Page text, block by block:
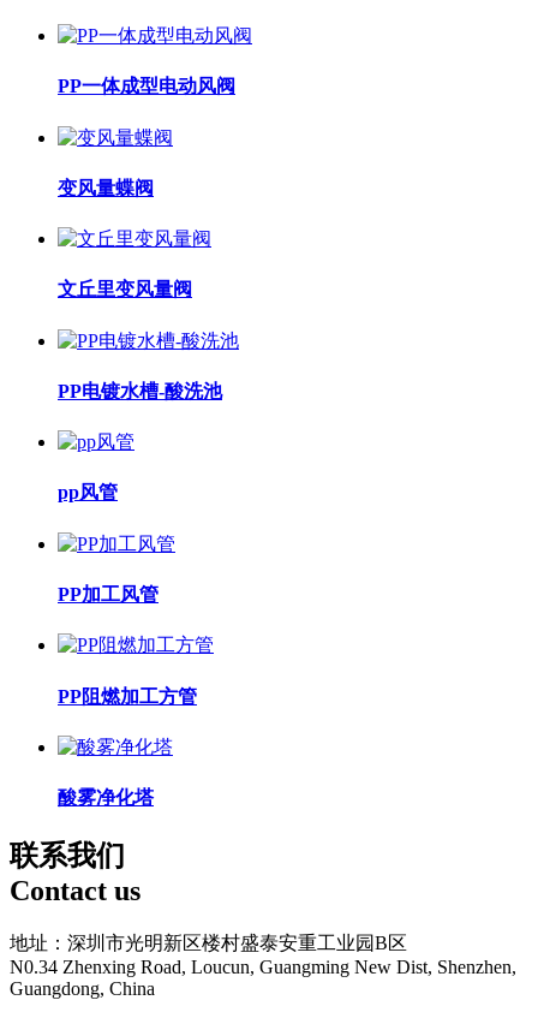
PP一体成型电动风阀
变风量蝶阀
文丘里变风量阀
PP电镀水槽-酸洗池
pp风管
PP加工风管
PP阻燃加工方管
酸雾净化塔
联系我们
Contact us
地址：深圳市光明新区楼村盛泰安重工业园B区
N0.34 Zhenxing Road, Loucun, Guangming New Dist, Shenzhen,
Guangdong, China